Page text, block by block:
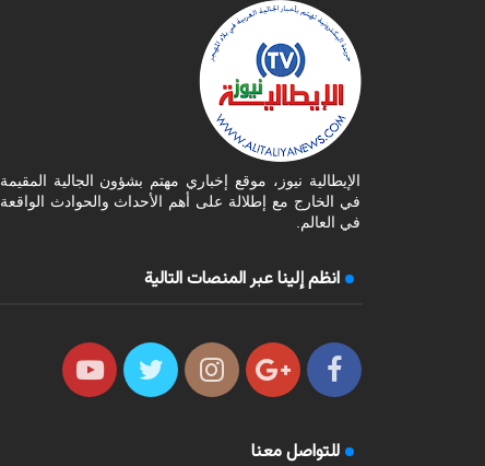
الإيطالية نيوز، موقع إخباري مهتم بشؤون الجالية المقيمة
في الخارج مع إطلالة على أهم الأحداث والحوادث الواقعة
في العالم.
انظم إلينا عبر المنصات التالية
للتواصل معنا